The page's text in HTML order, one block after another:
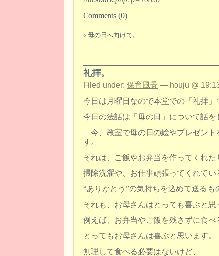
Comments (0)
« 母の日へ向けて。
礼拝。
Filed under: 保育風景 — houju @
今日は月曜日なので本堂での「礼拝」
今日の法話は「母の日」について話を
「今、教室で母の日の絵やプレゼン
す。
それは、ご飯やお弁当を作ってくれた
掃除洗濯や、お仕事頑張ってくれてい
“ありがとう”の気持ちを込めて送るも
それも、お母さんはとっても喜ぶと思
例えば、お弁当やご飯を残さずに食べ
とってもお母さんは喜ぶと思います。
無理して食べる必要はないけど、